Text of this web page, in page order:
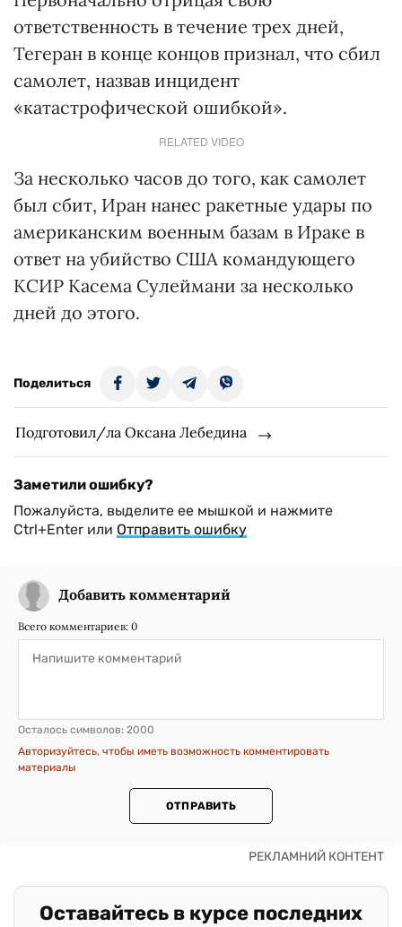
ответственность в течение трех дней,
Тегеран в конце концов признал, что сбил
самолет, назвав инцидент
«катастрофической ошибкой».
RELATED VIDEO
За несколько часов до того, как самолет
был сбит, Иран нанес ракетные удары по
американским военным базам в Ираке в
ответ на убийство США командующего
КСИР Касема Сулеймани за несколько
дней до этого.
Поделиться
Подготовил/ла Оксана Лебедина
Заметили ошибку?
Пожалуйста, выделите ее мышкой и нажмите
Ctrl+Enter или Отправить ошибку
Добавить комментарий
Всего комментариев: 0
Осталось символов: 2000
Авторизуйтесь, чтобы иметь возможность комментировать
материалы
ОТПРАВИТЬ
Оставайтесь в курсе последних